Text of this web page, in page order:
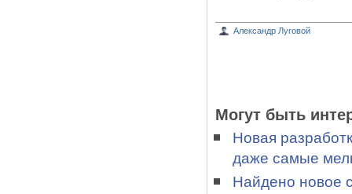
Александр Луговой
Могут быть
Новая
даже самые
Найдено новое